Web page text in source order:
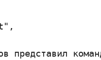
представил